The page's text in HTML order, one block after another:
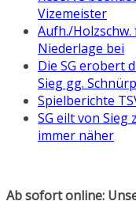
Vizemeister
Aufh./
Niederlage bei
Die SG erobert
Sieg gg.
Spielberichte
SG eilt von Sieg
immer näher
Ab sofort online: